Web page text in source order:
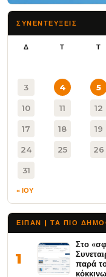
ΣΥΝΕΝΤΕΥΞΕΙΣ
Δ Τ Τ
3 4 5
10 11 12
17 18 19
24 25 26
31
« ΙΟΥ
ΕΙΠΑΝ | ΤΑ ΠΙΟ
1
Στο
παρά